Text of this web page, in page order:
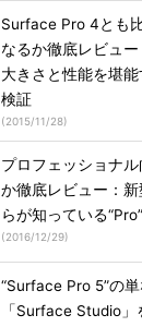
Surface Pro 4とも
なるか徹底レビュ
大きさと性能を堪
検証
(2015/11/28)
プロフェッショナ
か徹底レビュー：
らが知っている
(2016/12/29)
“Surface Pro 5”の
「Surface Studio